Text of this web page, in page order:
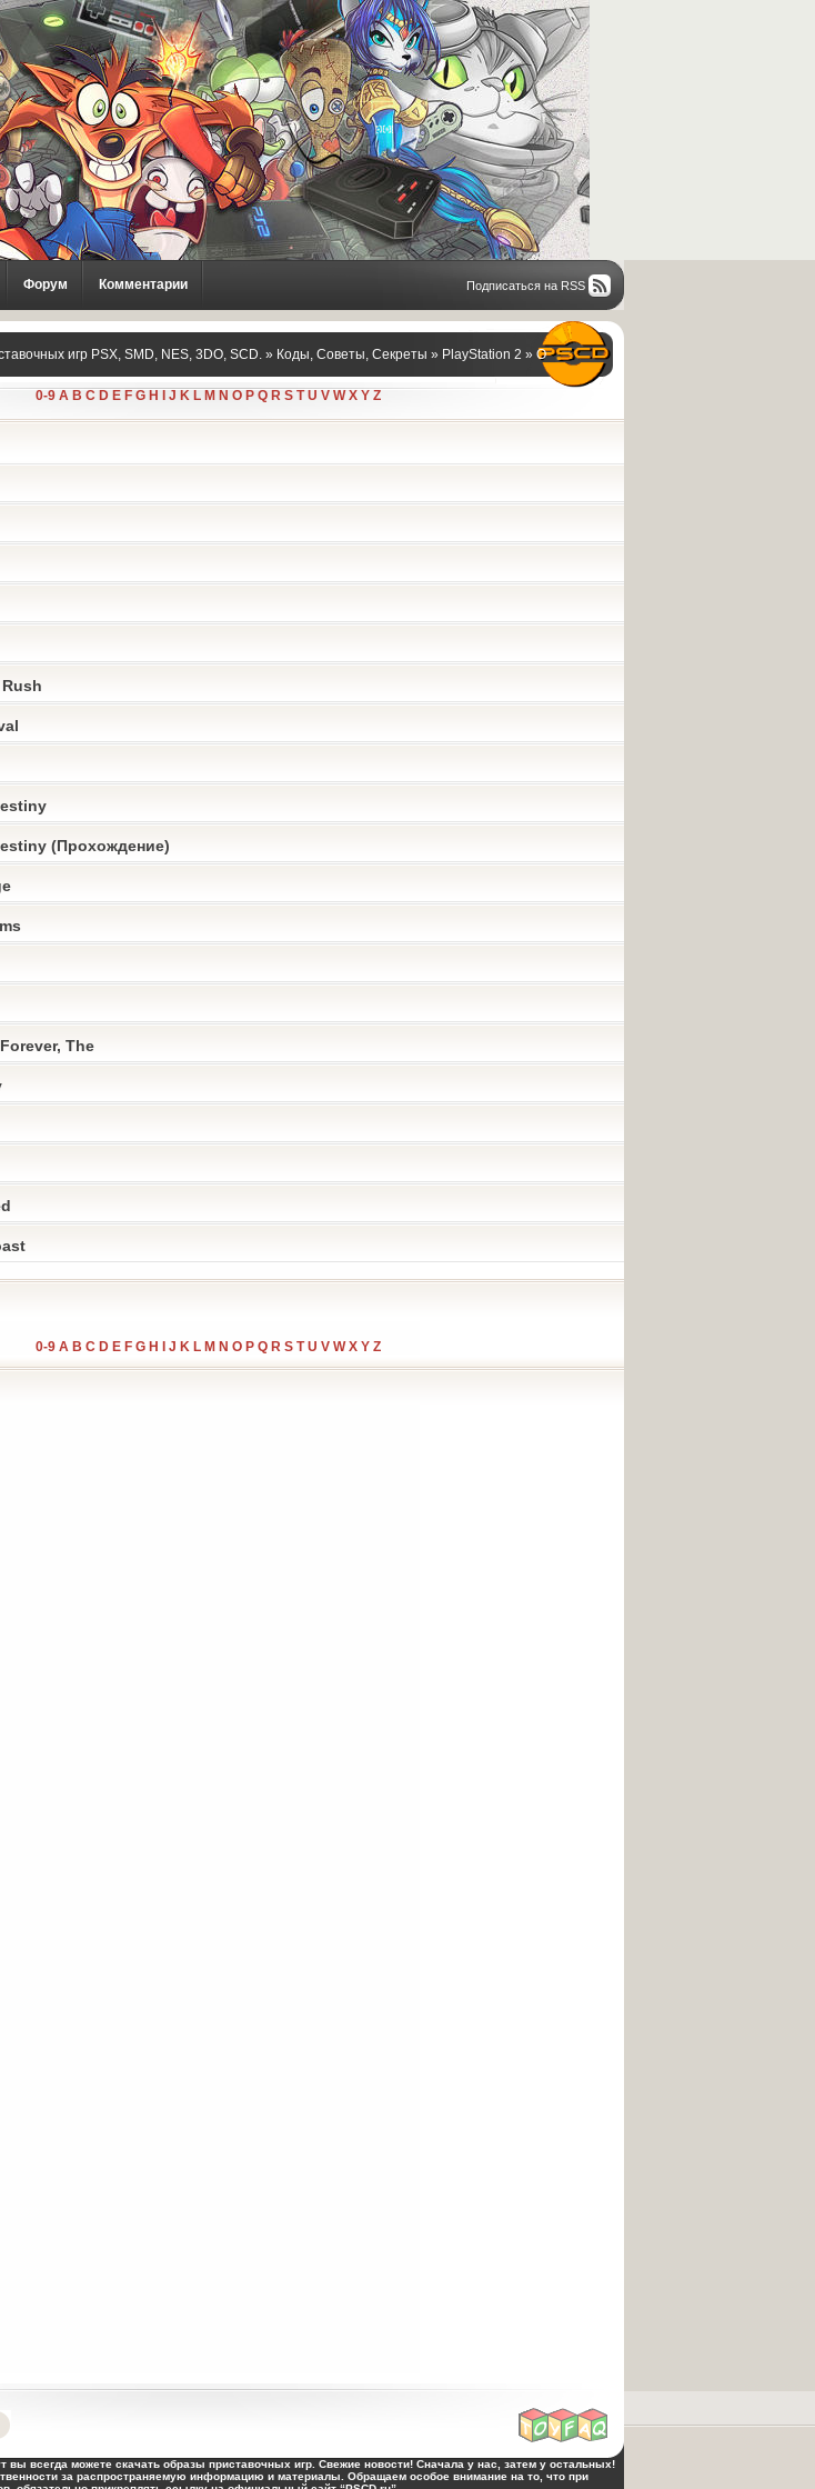
Форум Комментарии Подписаться на RSS
игр PSX, SMD, NES, 3DO, SCD. » Коды, Советы, Секреты » PlayStation 2 » O
0-9 A B C D E F G H J K L M N O P Q R S T U V W X Y Z
(Прохождение)
The
0-9 A B C D E F G H J K L M N O P Q R S T U V W X Y Z
вы всегда можете скачать образы приставочных игр. Свежие новости! Сначала у нас, затем у остальных!
за распространяемую информацию и материалы. Обращаем особое внимание на то, что при